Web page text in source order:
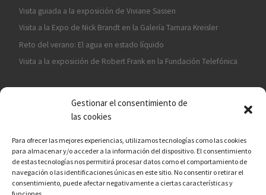
Gestionar el consentimiento de
las cookies
Para ofrecer las mejores experiencias, utilizamos tecnologías como las cookies
para almacenar y/o acceder a la información del dispositivo. El consentimiento
de estas tecnologías nos permitirá procesar datos como el comportamiento de
navegación o las identificaciones únicas en este sitio. No consentir o retirar el
consentimiento, puede afectar negativamente a ciertas características y
Visita guiada a la exposición de Viviane Sassen
Visita a la Expo de Nick Brandt en la Galería Tamara Kreisler
Reto del verano: El agua en estado líquido
Visita a la exposición de Robert Frank en la Fundación Telefónica
¡ASÓCIATE A CÁMARA EN MANO!